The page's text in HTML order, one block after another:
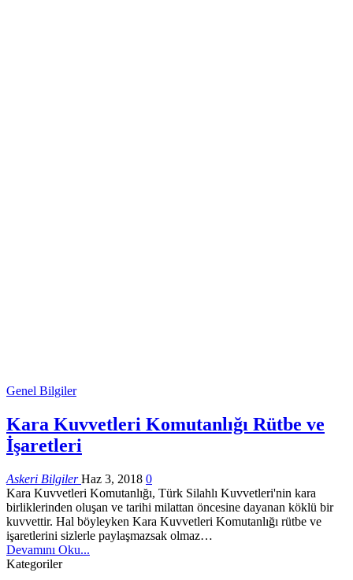
Genel Bilgiler
Kara Kuvvetleri Komutanlığı Rütbe ve
İşaretleri
Askeri BilgilerHaz 3, 2018 0
Kara Kuvvetleri Komutanlığı, Türk Silahlı Kuvvetleri'nin kara
birliklerinden oluşan ve tarihi milattan öncesine dayanan köklü bir
kuvvettir. Hal böyleyken Kara Kuvvetleri Komutanlığı rütbe ve
işaretlerini sizlerle paylaşmazsak olmaz…
Devamını Oku...
Kategoriler